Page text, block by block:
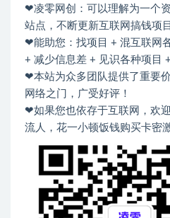
❤凌零网创：可以理解为一个
站点，不断更新互联网搞钱项
❤能助您：找项目 + 混互联网
+ 减少信息差 + 见识各种项目
❤本站为众多团队提供了重要
网络之门，广受好评！
❤如果您也依存于互联网，欢
流人，花一小顿饭钱购买卡密